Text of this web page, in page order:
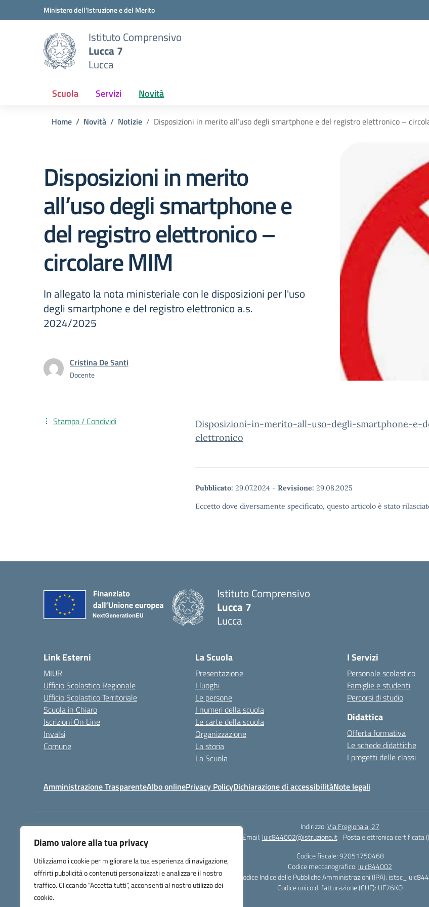
Diamo valore alla tua privacy
Utilizziamo i cookie per migliorare la tua esperienza di navigazione,
offrirti pubblicità o contenuti personalizzati e analizzare il nostro
traffico. Cliccando “Accetta tutti”, acconsenti al nostro utilizzo dei
cookie.
Vai ai contenuti
Vai al menu di navigazioneMinistero dell'Istruzione e del Merito
Istituto Comprensivo
Lucca 7
Lucca
Scuola Servizi Novità
Home Novità Notizie Disposizioni in merito all’uso degli smartphone e del registro elettronico –
Disposizioni in merito
all’uso degli smartphone e
del registro elettronico –
circolare MIM
In allegato la nota ministeriale con le disposizioni per l'uso
degli smartphone e del registro elettronico a.s.
2024/2025
Cristina De Santi
Docente
Disposizioni-in-merito-all-uso-degli-smartphone-e-
elettronico
Pubblicato: 29.07.2024 - Revisione: 29.08.2025
Eccetto dove diversamente specificato, questo articolo è stato
Stampa / Condividi
Istituto Comprensivo
Lucca 7
Lucca
Link Esterni
MIUR
Ufficio Scolastico Regionale
Ufficio Scolastico Territoriale
Scuola in Chiaro
Iscrizioni On Line
Invalsi
Comune
La Scuola
Presentazione
I luoghi
Le persone
I numeri della scuola
Le carte della scuola
Organizzazione
La storia
La Scuola
I Servizi
Personale scolastico
Famiglie e studenti
Percorsi di studio
Didattica
Offerta formativa
Le schede didattiche
I progetti delle classi
Amministrazione TrasparenteAlbo onlinePrivacy PolicyDichiarazione di accessibilitàNote legali
Indirizzo:Via Fregionaia, 27
Email: luic844002@istruzione.it Posta elettronica certificata
Codice fiscale: 92051750468
Codice meccanografico: luic844002
Codice Indice delle Pubbliche Amministrazioni (IPA):
Codice unico di fatturazione (CUF): UF76KO